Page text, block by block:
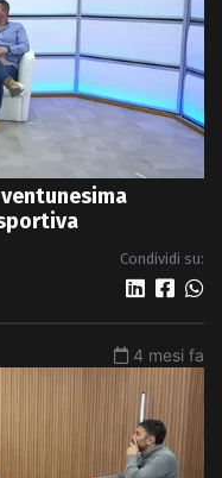
Condividi su:
4 mesi fa